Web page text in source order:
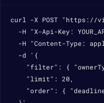
curl -X POST "https://
-H "X-Api-Key:
-H "Content-Type:
  -d '{
"filter": {
    "limit": 20,
"order": {